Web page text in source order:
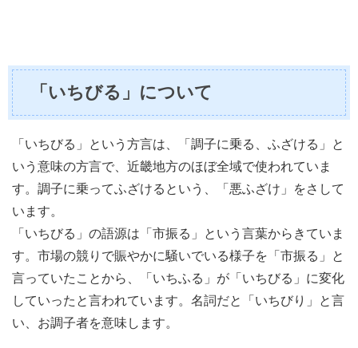
「いちびる」について
「いちびる」という方言は、「調子に乗る、ふざける」と
いう意味の方言で、近畿地方のほぼ全域で使われていま
す。調子に乗ってふざけるという、「悪ふざけ」をさして
います。
「いちびる」の語源は「市振る」という言葉からきていま
す。市場の競りで賑やかに騒いでいる様子を「市振る」と
言っていたことから、「いちふる」が「いちびる」に変化
していったと言われています。名詞だと「いちびり」と言
い、お調子者を意味します。